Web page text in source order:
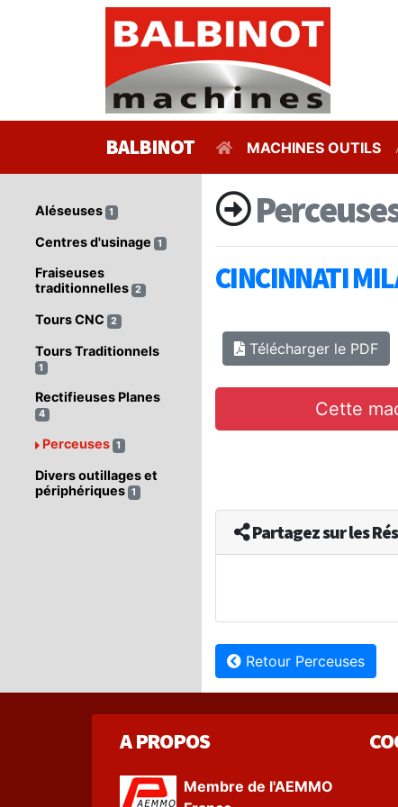
BALBINOT MACHINES OUTILS
Aléseuses 1
Centres d'usinage 1
Fraiseuses
traditionnelles 2
Tours CNC 2
Tours Traditionnels
1
Rectifieuses Planes
4
Perceuses 1
Divers outillages et
périphériques 1
CINCINNATI
Télécharger le PDF
Cette
Partagez sur les
Retour Perceuses
A PROPOS
Membre de l'AEMMO